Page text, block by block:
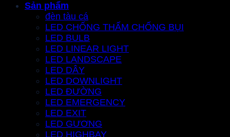
Sản phẩm
đèn tàu cá
LED CHỐNG THẤM CHỐNG BỤI
LED BULB
LED LINEAR LIGHT
LED LANDSCAPE
LED DÂY
LED DOWNLIGHT
LED ĐƯỜNG
LED EMERGENCY
LED EXIT
LED GƯƠNG
LED HIGHBAY